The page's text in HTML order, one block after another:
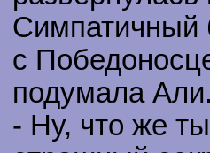
Симпатичный
с
подумала Али.
- Ну, что же